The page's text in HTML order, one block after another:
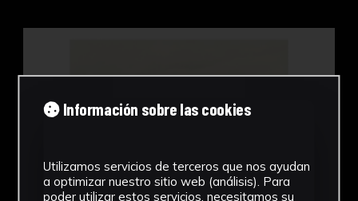
Abandoned Bunker
Información sobre las cookies
Utilizamos servicios de terceros que nos ayudan
a optimizar nuestro sitio web (análisis). Para
poder utilizar estos servicios, necesitamos su